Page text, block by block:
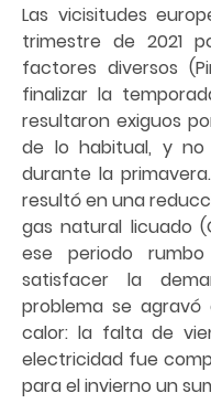
Las vicisitudes
trimestre de 2021
factores diversos
finalizar la
resultaron exiguos
de lo habitual, y no
durante la
resultó en una
gas natural licuado
ese periodo
satisfacer la
problema se
calor: la falta de
electricidad fue
para el invierno un